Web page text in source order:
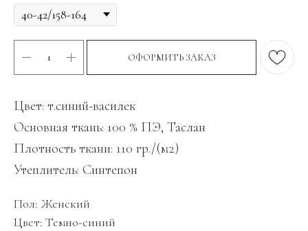
ОФОРМИТЬ ЗАКАЗ
Цвет: т.синий-василек
Основная ткань: 100 % ПЭ, Таслан
Плотность ткани: 110 гр./(м2)
Утеплитель: Синтепон
Пол: Женский
Цвет: Темно-синий